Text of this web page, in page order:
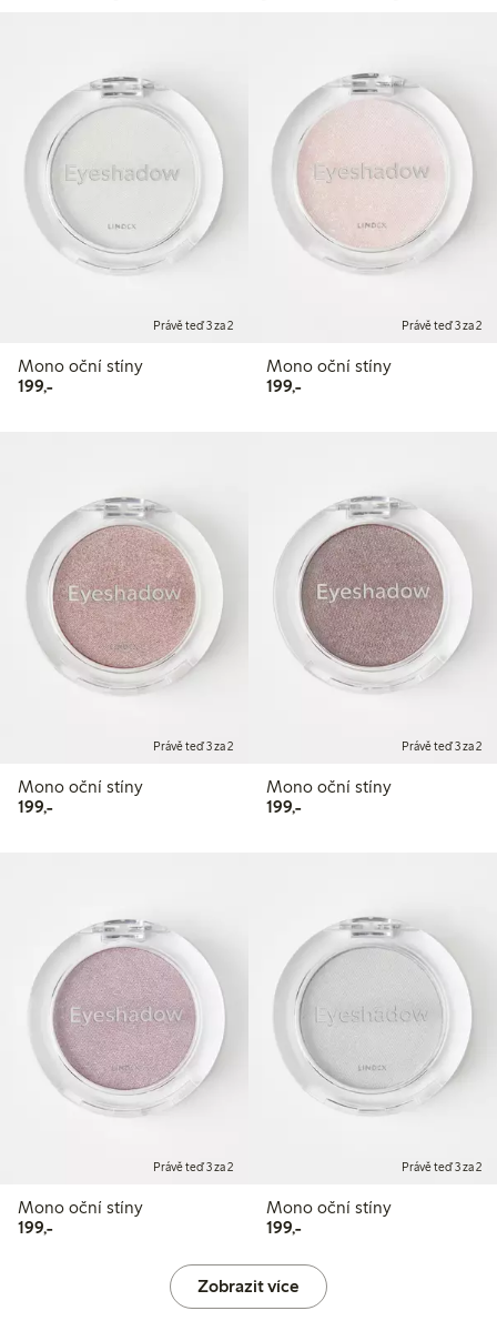
Právě teď 3 za 2
Mono oční stíny
199,-199,00 Kč
Právě teď 3 za 2
Mono oční stíny
199,-199,00 Kč
Právě teď 3 za 2
Mono oční stíny
199,-199,00 Kč
Právě teď 3 za 2
Mono oční stíny
199,-199,00 Kč
Právě teď 3 za 2
Mono oční stíny
199,-199,00 Kč
Právě teď 3 za 2
Mono oční stíny
199,-199,00 Kč
Zobrazit více